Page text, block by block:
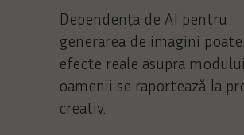
Dependența de AI pentru
generarea de imagini poate
efecte reale asupra
oamenii se raportează la
creativ.